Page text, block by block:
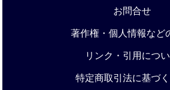
お問合せ
著作権・個人情報など
リンク・引用につ
特定商取引法に基づ